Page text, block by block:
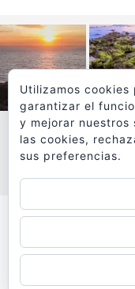
VER MÁS
Todos
y están
Utilizamos
garantizar el
y mejorar nuestros
las cookies,
sus preferencias.